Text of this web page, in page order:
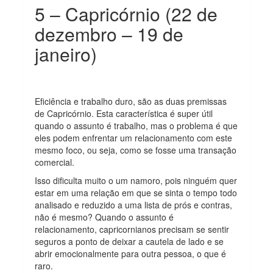
5 – Capricórnio (22 de
dezembro – 19 de
janeiro)
Eficiência e trabalho duro, são as duas premissas
de Capricórnio. Esta característica é super útil
quando o assunto é trabalho, mas o problema é que
eles podem enfrentar um relacionamento com este
mesmo foco, ou seja, como se fosse uma transação
comercial.
Isso dificulta muito o um namoro, pois ninguém quer
estar em uma relação em que se sinta o tempo todo
analisado e reduzido a uma lista de prós e contras,
não é mesmo? Quando o assunto é
relacionamento, capricornianos precisam se sentir
seguros a ponto de deixar a cautela de lado e se
abrir emocionalmente para outra pessoa, o que é
raro.